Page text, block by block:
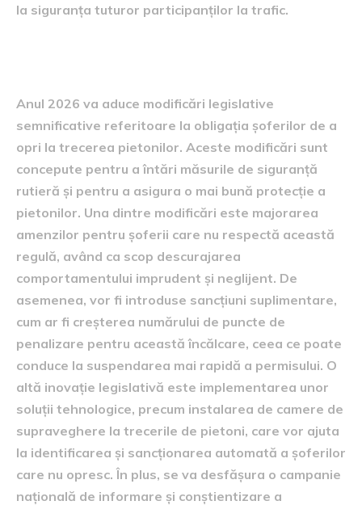
la siguranța tuturor participanților la trafic.
Anul 2026 va aduce modificări legislative
semnificative referitoare la obligația șoferilor de a
opri la trecerea pietonilor. Aceste modificări sunt
concepute pentru a întări măsurile de siguranță
rutieră și pentru a asigura o mai bună protecție a
pietonilor. Una dintre modificări este majorarea
amenzilor pentru șoferii care nu respectă această
regulă, având ca scop descurajarea
comportamentului imprudent și neglijent. De
asemenea, vor fi introduse sancțiuni suplimentare,
cum ar fi creșterea numărului de puncte de
penalizare pentru această încălcare, ceea ce poate
conduce la suspendarea mai rapidă a permisului. O
altă inovație legislativă este implementarea unor
soluții tehnologice, precum instalarea de camere de
supraveghere la trecerile de pietoni, care vor ajuta
la identificarea și sancționarea automată a șoferilor
care nu opresc. În plus, se va desfășura o campanie
națională de informare și conștientizare a